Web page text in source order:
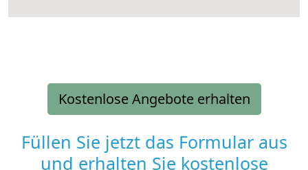
Kostenlose Angebote erhalten
Füllen Sie jetzt das Formular aus
und erhalten Sie kostenlose